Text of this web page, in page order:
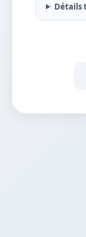
Détails